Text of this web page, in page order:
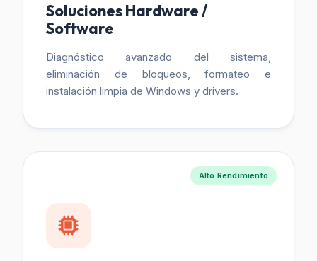
Soluciones Hardware /
Software
Diagnóstico avanzado del sistema,
eliminación de bloqueos, formateo e
instalación limpia de Windows y drivers.
Alto Rendimiento